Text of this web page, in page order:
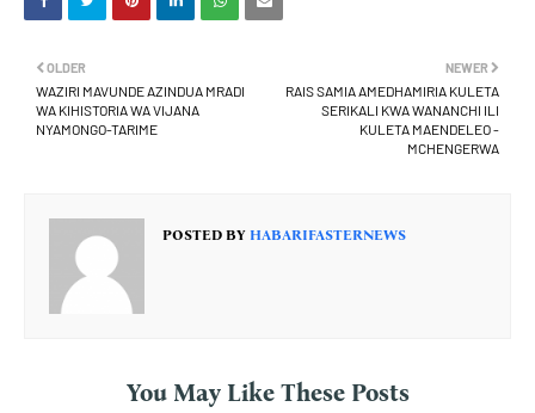
NEWER
RAIS SAMIA AMEDHAMIRIA KULETA
SERIKALI KWA WANANCHI ILI
KULETA MAENDELEO -
MCHENGERWA
OLDER
WAZIRI MAVUNDE AZINDUA MRADI
WA KIHISTORIA WA VIJANA
NYAMONGO-TARIME
POSTED BY HABARIFASTERNEWS
You May Like These Posts